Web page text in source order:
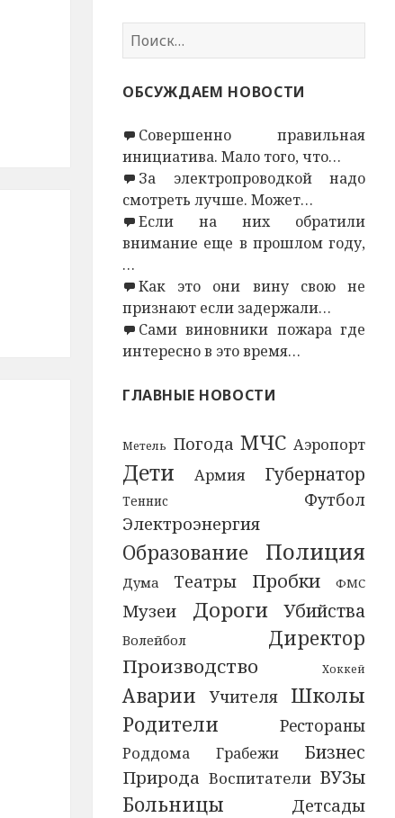
Н
а
т
:
ОБСУЖДАЕМ НОВОСТИ
Совершенно правильная
инициатива. Мало того, что…
За электропроводкой надо
смотреть лучше. Может…
Если на них обратили
внимание еще в прошлом году,
…
Как это они вину свою не
признают если задержали…
Сами виновники пожара где
интересно в это время…
ГЛАВНЫЕ НОВОСТИ
Метель Погода МЧС Аэропорт
Дети Армия Губернатор
Теннис Футбол
Электроэнергия
Образование Полиция
Дума Театры Пробки ФМС
Музеи Дороги Убийства
Волейбол
Директор
Производство
Хоккей
Аварии Учителя Школы
Родители Рестораны
Роддома Грабежи Бизнес
Природа Воспитатели ВУЗы
Больницы Детсады